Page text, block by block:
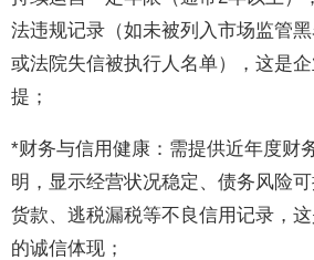
法违规记录（如未被列入市场监管
或法院失信被执行人名单），这是
提；
*财务与信用健康：需提供近年度财
明，显示经营状况稳定、债务风险
货款、逃税漏税等不良信用记录，
的诚信体现；